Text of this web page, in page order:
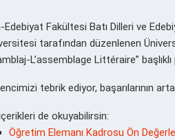
Edebiyat Fakültesi Batı Dilleri ve
tarafından düzenlenen
L’assemblage Littéraire”
tebrik ediyor, başarılarının
de okuyabilirsin:
Öğretim Elemanı Kadrosu Ön